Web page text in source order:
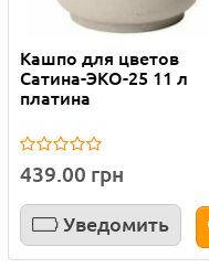
Кашпо для цветов
Сатина-ЭКО-25 11 л
платина
439.00 грн
Уведомить